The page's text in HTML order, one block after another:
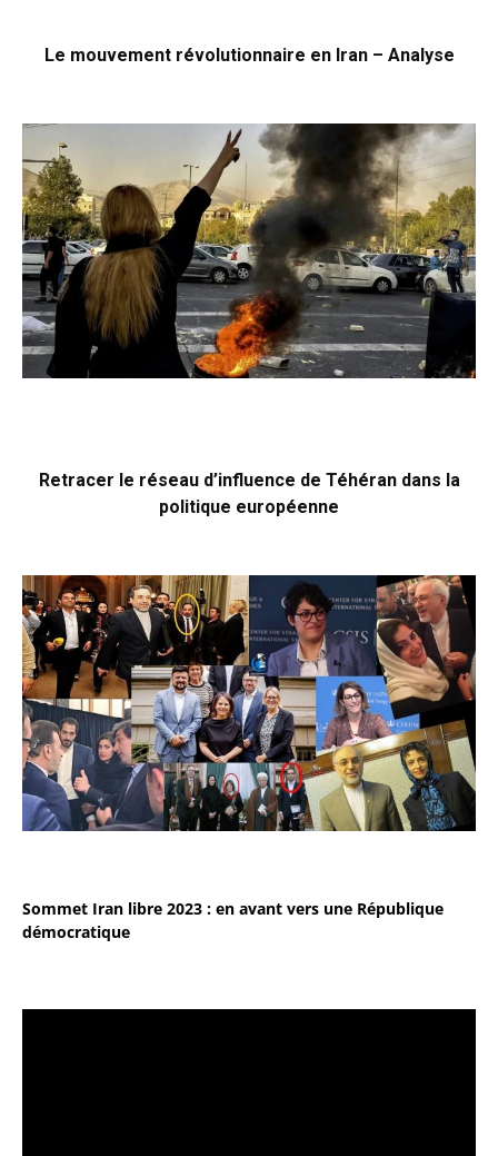
Le mouvement révolutionnaire en Iran – Analyse
Retracer le réseau d’influence de Téhéran dans la
politique européenne
Sommet Iran libre 2023 : en avant vers une République
démocratique